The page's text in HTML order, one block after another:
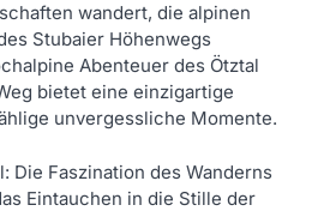
wandert, die alpinen
Stubaier Höhenwegs
Abenteuer des Ötztal
bietet eine einzigartige
unvergessliche Momente.
Die Faszination des Wanderns
Eintauchen in die Stille der